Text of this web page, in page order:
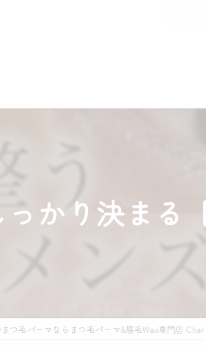
かり決まる
つ毛パーマならまつ毛パーマ&眉毛Wax専門店